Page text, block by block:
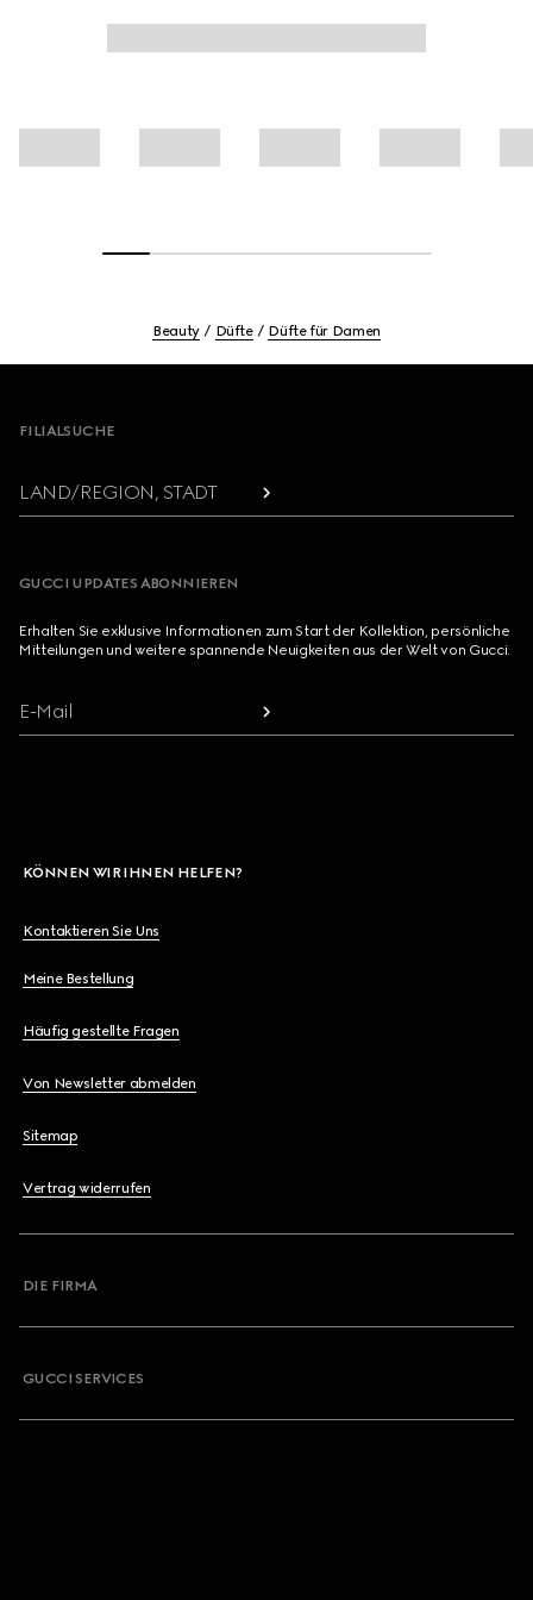
Beauty Düfte Düfte für Damen
FILIALSUCHE
LAND/REGION, STADT
GUCCI UPDATES ABONNIEREN
Erhalten Sie exklusive Informationen zum Start der Kollektion, persönliche
Mitteilungen und weitere spannende Neuigkeiten aus der Welt von Gucci.
E-Mail
KÖNNEN WIR IHNEN HELFEN?
Kontaktieren Sie Uns
Meine Bestellung
Häufig gestellte Fragen
Von Newsletter abmelden
Sitemap
Vertrag widerrufen
DIE FIRMA
GUCCI SERVICES